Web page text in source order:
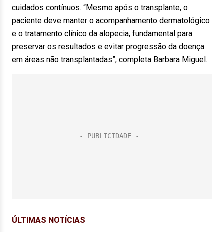
cuidados contínuos. “Mesmo após o transplante, o
paciente deve manter o acompanhamento dermatológico
e o tratamento clínico da alopecia, fundamental para
preservar os resultados e evitar progressão da doença
em áreas não transplantadas”, completa Barbara Miguel.